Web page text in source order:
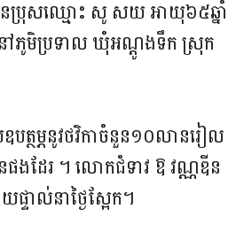
ប្រុសឈ្មោះ សូ សយ អាយុ៦៥ឆ្នាំ
នៅភូមិប្រទាល ឃុំអណ្តូងទឹក ស្រុក​
ត្ថម្ភនូវថវិកាចំនួន១០លាន​រៀល
ងដែរ ។ លោកជំទាវ ឱ វណ្ណឌីន
ទាល់នាថ្ងៃស្អែក។